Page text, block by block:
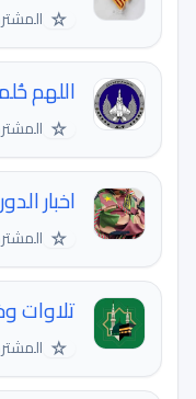
☆
اللهم
☆
اخبار الدورة
☆
تلاوات
☆